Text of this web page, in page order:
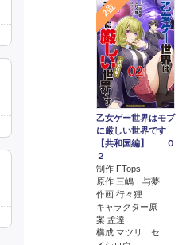
2位
乙女ゲー世界はモブ
に厳しい世界です
【共和国編】 ０
２
制作 FTops
原作 三嶋 与夢
作画 行々狸
キャラクター原
案 孟達
構成 マツリ セ